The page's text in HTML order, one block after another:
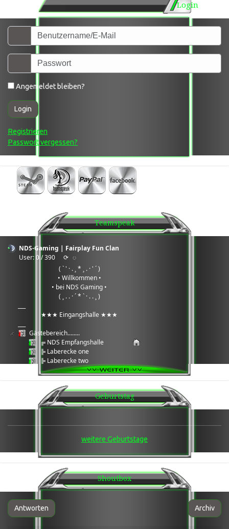
Login
Angemeldet bleiben?
Login
Registrieren
Passwort vergessen?
Teamspeak
NDS-Gaming | Fairplay Fun Clan
User: 0 / 390
⟳ ◌
( ` ' · . ¸ * ¸ . · ' ´ )
• Willkommen •
• bei NDS Gaming •
( ¸ . . · ´ * ` · . . ¸ )
★★★ Eingangshalle ★★★
Gästebereich........
╔ NDS Empfangshalle
╠ Laberecke one
╠ Laberecke two
╠ Laberecke three
╚ Wartungsbereich Serverarbeiten
★★★ Games Ecke ★★★
Games ®: 7Days2Die
Games ®: Enshrouded
╚ AFK
Games ®: LWS 25
╔ Team 1
Games ®: Arma 3
╔ Arma3 Laberecke / Grabbelkiste
╠ Arma 3®: Wasteland Altis
Geburtstag
weitere Geburtstage
Shoutbox
Antworten Archiv